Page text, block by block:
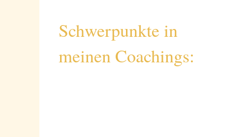
Schwerpunkte in
meinen Coachings: